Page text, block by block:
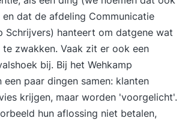
analyseren, strategieën
verandertrajecten begeleiden.
je inzicht in jouw persoonlijke
en leer je hoe je effectief invloed
organisatie. Waarom kiezen voor
• Praktijkgericht en direct
je eigen werkomgeving
en dat de afdeling Communicatie
Schrijvers) hanteert om datgene wat
zwakken. Vaak zit er ook een
bij. Bij het Wehkamp
paar dingen samen: klanten
krijgen, maar worden 'voorgelicht'.
hun aflossing niet betalen,